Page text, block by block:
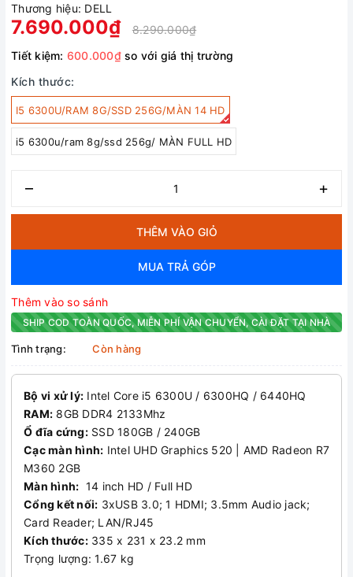
Thương hiệu: DELL
7.690.000₫
8.290.000₫
Tiết kiệm: 600.000₫ so với giá thị trường
Kích thước:
I5 6300U/RAM 8G/SSD 256G/MÀN 14 HD
i5 6300u/ram 8g/ssd 256g/ MÀN FULL HD
– +
THÊM VÀO GIỎ
MUA TRẢ GÓP
Thêm vào so sánh
SHIP COD TOÀN QUỐC, MIỄN PHÍ VẬN CHUYỂN, CÀI ĐẶT TẠI NHÀ
Tình trạng: Còn hàng
Bộ vi xử lý: Intel Core i5 6300U / 6300HQ / 6440HQ
RAM: 8GB DDR4 2133Mhz
Ổ đĩa cứng:SSD 180GB / 240GB
Cạc màn hình: Intel UHD Graphics 520 | AMD Radeon R7
M360 2GB
Màn hình: 14 inch HD / Full HD
Cổng kết nối: 3xUSB 3.0; 1 HDMI; 3.5mm Audio jack;
Card Reader; LAN/RJ45
Kích thước:335 x 231 x 23.2 mm
Trọng lượng: 1.67 kg